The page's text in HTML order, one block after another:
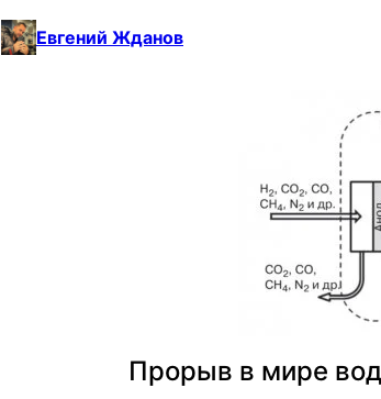
Евгений Жданов
Прорыв в мире